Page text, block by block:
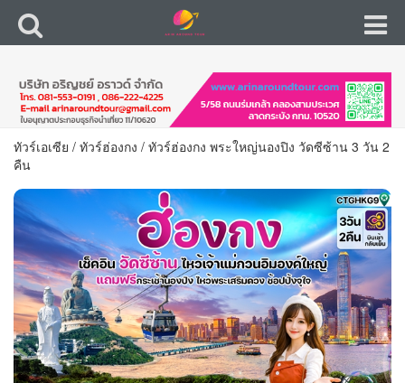
ทัวร์เอเซีย / ทัวร์ฮ่องกง / ทัวร์ฮ่องกง พระใหญ่นองปิง วัดซีซ้าน 3 วัน 2
คืน